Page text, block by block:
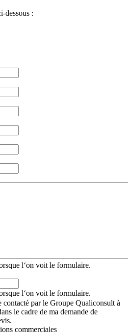
dessous :
l‘on voit le formulaire.
l‘on voit le formulaire.
contacté par le Groupe Qualiconsult à
le cadre de ma demande de
commerciales